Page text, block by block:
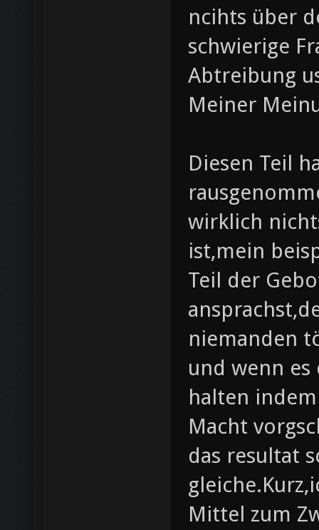
ncihts über
schwierige
Abtreibung
Meiner
Diesen Teil
wirklich
ist,mein
Teil der
niemanden
und wenn
halten
Macht
das resultat
Mittel zum